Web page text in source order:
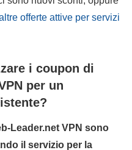
offerte attive per servizi
i coupon di
per un
Leader.net VPN sono
il servizio per la